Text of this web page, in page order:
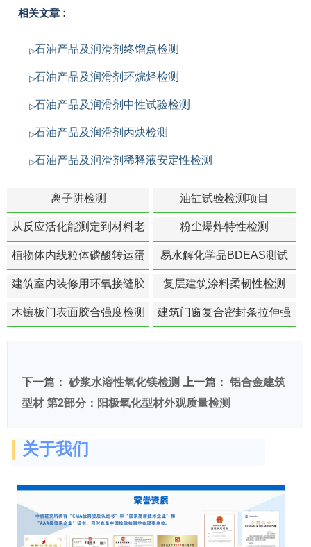
相关文章：
石油产品及润滑剂终馏点检测
石油产品及润滑剂环烷烃检测
石油产品及润滑剂中性试验检测
石油产品及润滑剂丙炔检测
石油产品及润滑剂稀释液安定性检测
离子阱检测 油缸试验检测项目
从反应活化能测定到材料老
化寿命预测的经典模型
粉尘爆炸特性检测
植物体内线粒体磷酸转运蛋
白活性检测
易水解化学品BDEAS测试
建筑室内装修用环氧接缝胶
苯含量检测
复层建筑涂料柔韧性检测
木镶板门表面胶合强度检测
建筑门窗复合密封条拉伸强
下一篇： 砂浆水溶性氧化镁检测 上一篇： 铝合金建筑
型材 第2部分：阳极氧化型材外观质量检测
关于我们